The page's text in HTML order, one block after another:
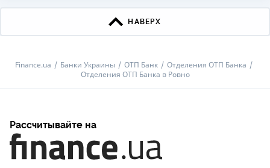
НАВЕРХ
Finance.ua Банки Украины ОТП Банк
Отделения ОТП Банка
Отделения ОТП Банка в Ровно
Рассчитывайте на